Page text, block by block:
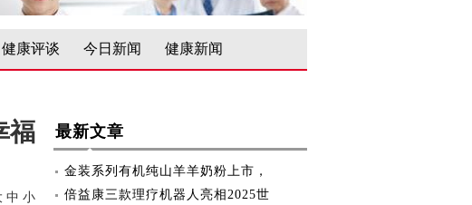
健康评谈 今日新闻 健康新闻
福
中 小
最新文章
金装系列有机纯山羊羊奶粉上市，
倍益康三款理疗机器人亮相2025世